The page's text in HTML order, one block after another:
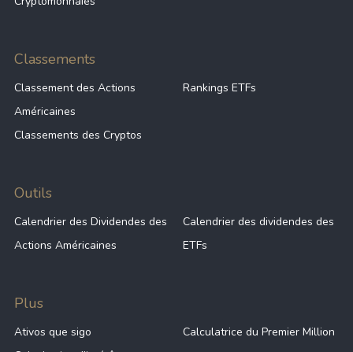
Classements
Classement des Actions
Américaines
Rankings ETFs
Classements des Cryptos
Outils
Calendrier des Dividendes des
Actions Américaines
Calendrier des dividendes des
ETFs
Plus
Ativos que sigo
Calculatrice du Premier Million